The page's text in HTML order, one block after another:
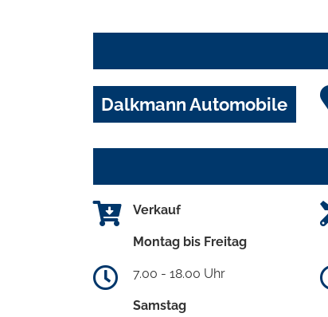
Dalkmann Automobile
Verkauf
Montag bis Freitag
7.00 - 18.00 Uhr
Samstag